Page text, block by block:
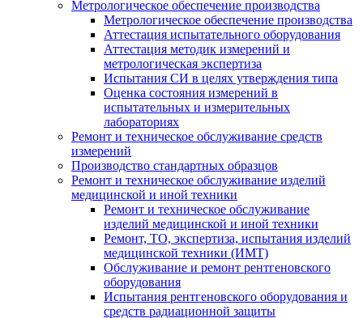
Метрологическое обеспечение производства
Метрологическое обеспечение производства
Аттестация испытательного оборудования
Аттестация методик измерений и
метрологическая экспертиза
Испытания СИ в целях утверждения типа
Оценка состояния измерений в
испытательных и измерительных
лабораториях
Ремонт и техническое обслуживание средств
измерений
Производство стандартных образцов
Ремонт и техническое обслуживание изделий
медицинской и иной техники
Ремонт и техническое обслуживание
изделий медицинской и иной техники
Ремонт, ТО, экспертиза, испытания изделий
медицинской техники (ИМТ)
Обслуживание и ремонт рентгеновского
оборудования
Испытания рентгеновского оборудования и
средств радиационной защиты